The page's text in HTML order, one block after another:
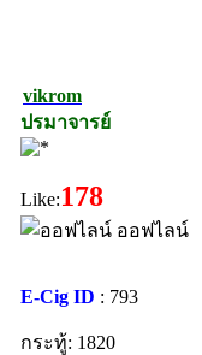
vikrom
ปรมาจารย์
Like:178
ออฟไลน์
E-Cig ID : 793
กระทู้: 1820